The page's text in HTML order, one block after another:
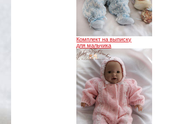
Комплект на выписку
для мальчика